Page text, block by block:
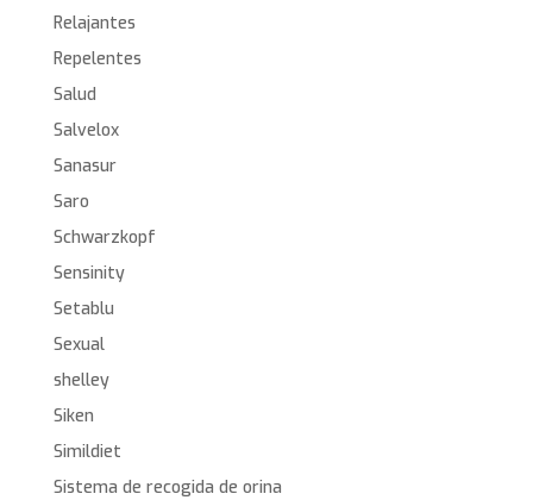
Relajantes
Repelentes
Salud
Salvelox
Sanasur
Saro
Schwarzkopf
Sensinity
Setablu
Sexual
shelley
Siken
Simildiet
Sistema de recogida de orina